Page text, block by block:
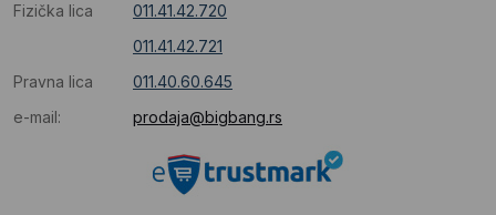
Fizička lica
011.41.42.720
011.41.42.721
Pravna lica
011.40.60.645
e-mail:
prodaja@bigbang.rs